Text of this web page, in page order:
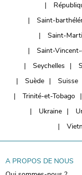
Saint-
Saint-
Saint-
Seychelles
Suède
Suisse
Trinité-et-Tobago
Ukraine
A PROPOS DE NOUS